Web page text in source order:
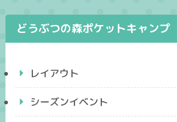
どうぶつの森ポケットキャンプ
レイアウト
シーズンイベント